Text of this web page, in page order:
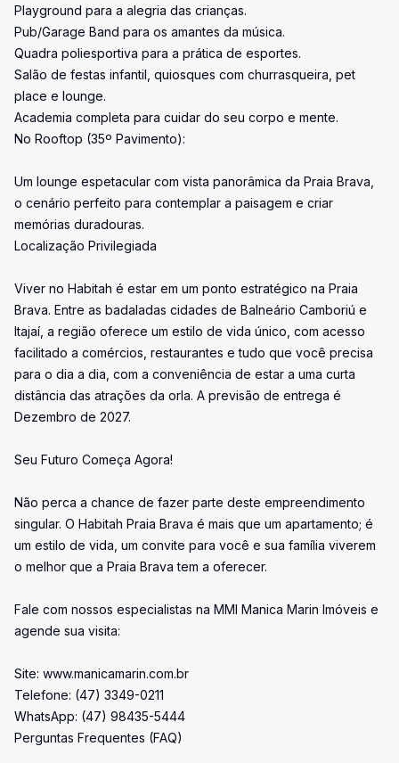
Playground para a alegria das crianças.
Pub/Garage Band para os amantes da música.
Quadra poliesportiva para a prática de esportes.
Salão de festas infantil, quiosques com churrasqueira, pet
place e lounge.
Academia completa para cuidar do seu corpo e mente.
No Rooftop (35º Pavimento):
Um lounge espetacular com vista panorâmica da Praia Brava,
o cenário perfeito para contemplar a paisagem e criar
memórias duradouras.
Localização Privilegiada
Viver no Habitah é estar em um ponto estratégico na Praia
Brava. Entre as badaladas cidades de Balneário Camboriú e
Itajaí, a região oferece um estilo de vida único, com acesso
facilitado a comércios, restaurantes e tudo que você precisa
para o dia a dia, com a conveniência de estar a uma curta
distância das atrações da orla. A previsão de entrega é
Dezembro de 2027.
Seu Futuro Começa Agora!
Não perca a chance de fazer parte deste empreendimento
singular. O Habitah Praia Brava é mais que um apartamento; é
um estilo de vida, um convite para você e sua família viverem
o melhor que a Praia Brava tem a oferecer.
Fale com nossos especialistas na MMI Manica Marin Imóveis e
agende sua visita:
Site: www.manicamarin.com.br
Telefone: (47) 3349-0211
WhatsApp: (47) 98435-5444
Perguntas Frequentes (FAQ)